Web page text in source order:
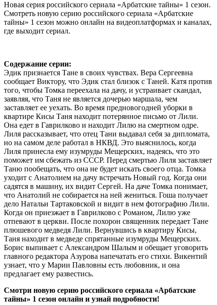
Новая серия российского сериала «Арбатские тайны» 1 сезон.
Смотреть новую серию российского сериала «Арбатские
тайны» 1 сезон можно онлайн на видеоплатформах и каналах,
где выходит сериал.
Содержание серии:
Эдик признается Тане в своих чувствах. Вера Сергеевна
сообщает Виктору, что Эдик стал близок с Таней. Катя против
того, чтобы Томка переехала на дачу, и устраивает скандал,
заявляя, что Таня не является дочерью маршала, чем
заставляет ее уехать. Во время предновогодней уборки в
квартире Кисы Таня находит потерянное письмо от Лили.
Она едет в Гаврилково и находит Лилю на смертном одре.
Лиля рассказывает, что отец Тани выдавал себя за дипломата,
но на самом деле работал в НКВД. Это выяснилось, когда
Лиля принесла ему изумруды Мещерских, надеясь, что это
поможет им сбежать из СССР. Перед смертью Лиля заставляет
Таню пообещать, что она не будет искать своего отца. Томка
уходит с Анатолием на дачу встречать Новый год. Когда они
садятся в машину, их видит Сергей. На даче Томка понимает,
что Анатолий не собирается на ней жениться. Гоша получает
дело Натальи Тартаковской и видит в нем фотографию Лили.
Когда он приезжает в Гаврилково с Романом, Лилю уже
отпевают в церкви. После похорон священник передает Тане
плюшевого медведя Лили. Вернувшись в квартиру Кисы,
Таня находит в медведе спрятанные изумруды Мещерских.
Борис выпивает с Александром Шалым и обещает уговорить
главного редактора Азурова напечатать его стихи. Викентий
узнает, что у Марии Павловны есть любовник, и она
предлагает ему развестись.
Смотри новую серию российского сериала «Арбатские
тайны» 1 сезон онлайн и узнай подробности!